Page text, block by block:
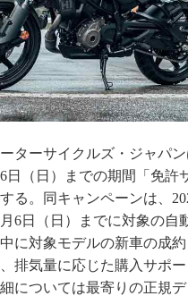
ターサイクルズ・ジャパン
日（日）までの期間「免許
る。同キャンペーンは、
月6日（日）までに対象の自
に対象モデルの新車の成
排気量に応じた購入サポ
については最寄りの正規